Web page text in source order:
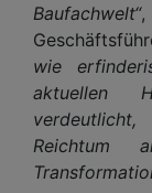
Baufachwelt“,
wie
aktuellen
Reichtum